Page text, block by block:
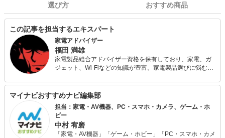
選び方 おすすめ商品
この記事を担当するエキスパート
家電アドバイザー
福田 満雄
家電製品総合アドバイザー資格を保有しており、家電、ガ
ジェット、Wi-Fiなどの知識が豊富。家電製品選びに悩む方
る。冷蔵庫から最新スマホやガジェットまで、多彩な家電
製品の情報に精通。
マイナビおすすめナビ編集部
担当：家電・AV機器、PC・スマホ・カメラ、ゲーム・ホ
ビー
中村 宥磨
「家電・AV機器」「ゲーム・ホビー」「PC・スマホ・カメ